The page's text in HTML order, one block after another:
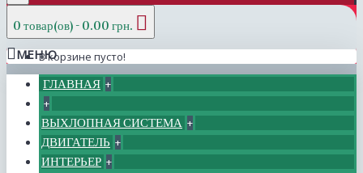
0 товар(ов) - 0.00 грн.
В корзине пусто!
МЕНЮ
ГЛАВНАЯ +
+
ВЫХЛОПНАЯ СИСТЕМА +
ДВИГАТЕЛЬ +
ИНТЕРЬЕР +